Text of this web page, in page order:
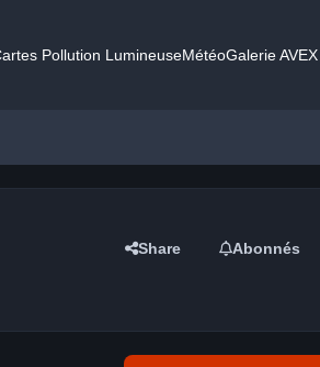
Pollution LumineuseMétéoGalerie AVEX
Share Abonnés